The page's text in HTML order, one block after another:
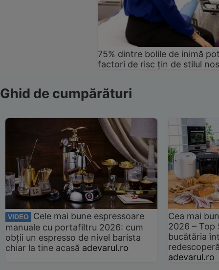
75% dintre bolile de inimă
factori de risc țin de stilul
Ghid de cumpărături
VIDEO
Cele mai bune espressoare
manuale cu portafiltru 2026: cum
obții un espresso de nivel barista
chiar la tine acasă adevarul.ro
Cea mai
2026 –
bucătăria
adevarul.ro